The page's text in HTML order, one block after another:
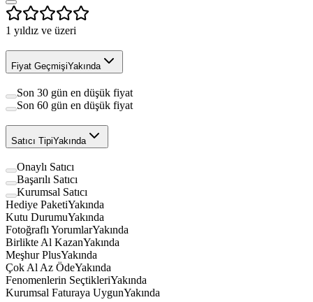
1 yıldız ve üzeri
Fiyat GeçmişiYakında
Son 30 gün en düşük fiyat
Son 60 gün en düşük fiyat
Satıcı TipiYakında
Onaylı Satıcı
Başarılı Satıcı
Kurumsal Satıcı
Hediye PaketiYakında
Kutu DurumuYakında
Fotoğraflı YorumlarYakında
Birlikte Al KazanYakında
Meşhur PlusYakında
Çok Al Az ÖdeYakında
Fenomenlerin SeçtikleriYakında
Kurumsal Faturaya UygunYakında